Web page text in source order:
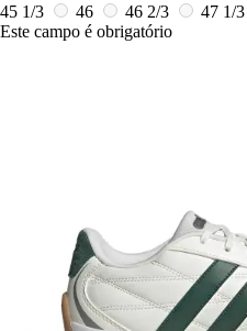
45 1/3
46 46 2/3 47 1/3
Este campo é obrigatório